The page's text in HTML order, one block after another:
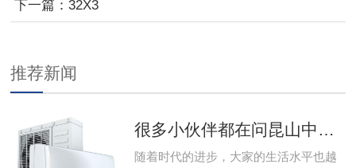
下一篇： 32X3
推荐新闻
很多小伙伴都在问昆山中央空调系统出现问题该怎么维修，那么今天就给大家带来昆山中央空调的维修的教程，下 家用昆山中央空调系统出现故障该怎么维修
随着时代的进步，大家的生活水平也越